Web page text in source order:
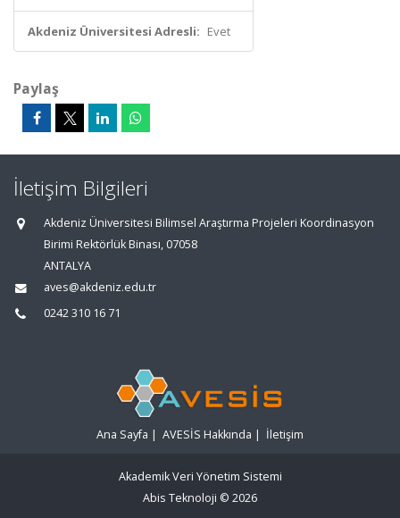
Akdeniz Üniversitesi Adresli: Evet
Paylaş
İletişim Bilgileri
Akdeniz Üniversitesi Bilimsel Araştırma Projeleri Koordinasyon
Birimi Rektörlük Binası, 07058
ANTALYA
aves@akdeniz.edu.tr
0242 310 16 71
Ana Sayfa | AVESİS Hakkında | İletişim
Akademik Veri Yönetim Sistemi
Abis Teknoloji © 2026